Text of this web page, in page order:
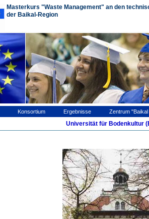
Masterkurs "Waste Management" an den
der Baikal-Region
Konsortium Ergebnisse Zentrum
Universität für Bodenkultur